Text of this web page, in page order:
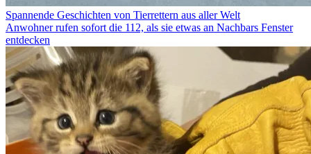
Spannende Geschichten von Tierrettern aus aller Welt
Anwohner rufen sofort die 112, als sie etwas an Nachbars Fenster
entdecken